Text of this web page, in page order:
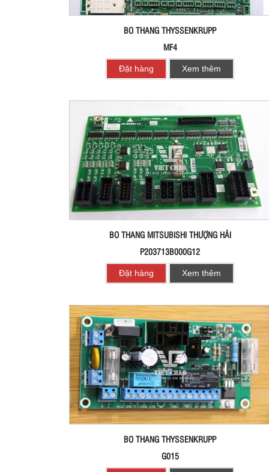
BO THANG THYSSENKRUPP
MF4
Đặt hàng Xem thêm
BO THANG MITSUBISHI THƯỢNG HẢI
P203713B000G12
Đặt hàng Xem thêm
BO THANG THYSSENKRUPP
G015